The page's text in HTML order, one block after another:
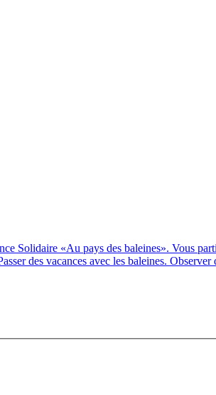
Solidaire «Au pays des baleines». Vous
des vacances avec les baleines.